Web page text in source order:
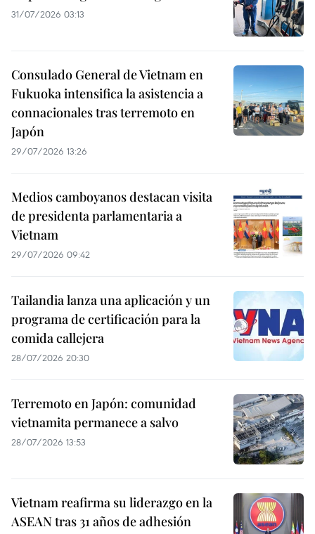
31/07/2026 03:13
Consulado General de Vietnam en
Fukuoka intensifica la asistencia a
connacionales tras terremoto en
Japón
29/07/2026 13:26
Medios camboyanos destacan visita
de presidenta parlamentaria a
Vietnam
29/07/2026 09:42
Tailandia lanza una aplicación y un
programa de certificación para la
comida callejera
28/07/2026 20:30
Terremoto en Japón: comunidad
vietnamita permanece a salvo
28/07/2026 13:53
Vietnam reafirma su liderazgo en la
ASEAN tras 31 años de adhesión